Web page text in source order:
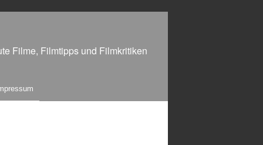
Filme, Filmtipps und Filmkritiken